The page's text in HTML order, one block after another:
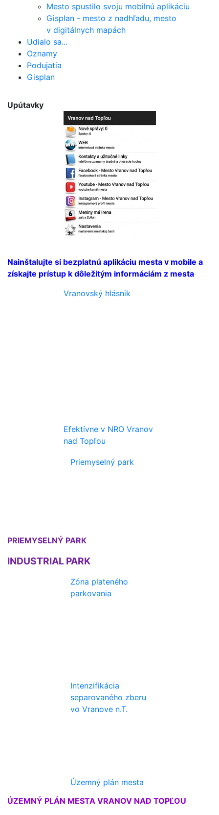
Mesto spustilo svoju mobilnú aplikáciu
Gisplan - mesto z nadhľadu, mesto
v digitálnych mapách
Udialo sa...
Oznamy
Podujatia
Gisplan
Upútavky
Bezplatná aplikácia
mesta
Nainštalujte si bezplatnú aplikáciu mesta v mobile a
získajte prístup k dôležitým informáciám z mesta
Vranovský hlásnik
Efektívne v NRO Vranov
nad Topľou
Priemyselný park
PRIEMYSELNÝ PARK
INDUSTRIAL PARK
Zóna plateného
parkovania
Intenzifikácia
separovaného zberu
vo Vranove n.T.
Územný plán mesta
ÚZEMNÝ PLÁN MESTA VRANOV NAD TOPĽOU